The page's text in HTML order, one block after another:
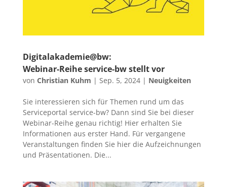
Digitalakademie@bw:
Webinar-Reihe service-bw stellt vor
von Christian Kuhm | Sep. 5, 2024| Neuigkeiten
Sie interessieren sich für Themen rund um das
Serviceportal service-bw? Dann sind Sie bei dieser
Webinar-Reihe genau richtig! Hier erhalten Sie
Informationen aus erster Hand. Für vergangene
Veranstaltungen finden Sie hier die Aufzeichnungen
und Präsentationen. Die...